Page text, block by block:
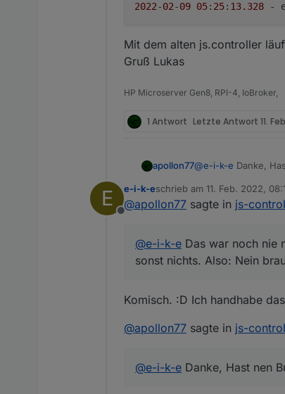
2022-02-09 05: 25: 13.328 -
Mit dem alten js.controller
Gruß Lukas
HP Microserver Gen8, RPI-4, IoBroker,
1 Antwort Letzte Antwort 11.
apollon77@e-i-k-e Danke,
E
Offline
e-i-k-eschrieb am 11. Feb. 2022,
zuletzt editiert von
@apollon77 sagte in js-
@e-i-k-e Das war noch nie
sonst nichts. Also: Nein
Komisch. :D Ich handhabe
@apollon77 sagte in js-
@e-i-k-e Danke, Hast nen